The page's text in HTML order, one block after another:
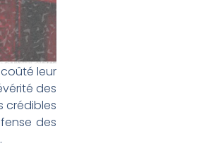
leur
des
crédibles
des